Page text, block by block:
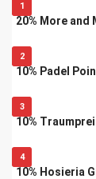
1
20% More
2
10% Padel
3
10%
4
10% Hosieria